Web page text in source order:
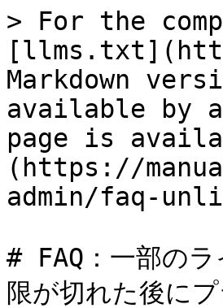
> For the
Markdown
available by
page is
(https://
admin/faq-
# FAQ：一部の
限が切れた後に